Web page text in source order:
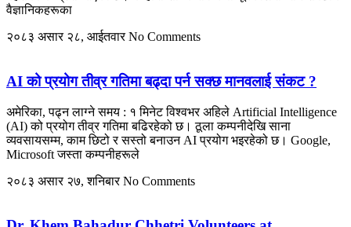
वैज्ञानिकहरूका
२०८३ असार २८, आईतवारNo Comments
AI को प्रयोग तीव्र गतिमा बढ्दा पर्न सक्छ मानवलाई संकट ?
अमेरिका, पढ्न लाग्ने समय : १ मिनेट विश्वभर अहिले Artificial Intelligence
(AI) को प्रयोग तीव्र गतिमा बढिरहेको छ। ठूला कम्पनीदेखि साना
व्यवसायसम्म, काम छिटो र सस्तो बनाउन AI प्रयोग भइरहेको छ। Google,
Microsoft जस्ता कम्पनीहरूले
२०८३ असार २७, शनिबारNo Comments